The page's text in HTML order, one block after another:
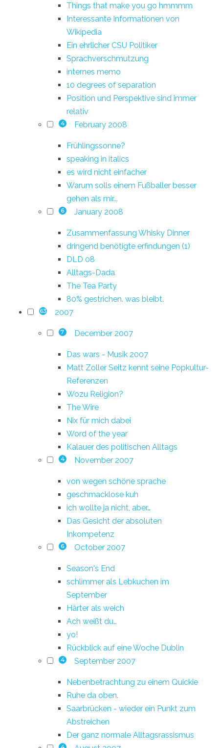
Things that make you go hmmmm
Interessante Informationen von
Wikipedia
Ein ehrlicher CSU Politiker
Sprachverschmutzung
internes memo
10 degrees of separation
Position und Perspektive sind immer
relativ
4 February 2008
Frühlingssonne?
speaking in italics
es wird nicht einfacher
Warum solls einem Fußballer besser
gehen als mir...
6 January 2008
Zusammenfassung Whisky Dinner
dringend benötigte erfindungen (1)
DLD 08
Alltags-Dada
The Tea Party
80% gestrichen. was bleibt.
63 2007
7 December 2007
Das wars - Musik 2007
Matt Zoller Seitz kennt seine Popkultur-
Referenzen
Wozu Religion?
The Wire
Nix für mich dabei
Word of the year
Kalauer des politischen Alltags
4 November 2007
von wegen schöne sprache
geschmacklose kuh
ich wollte ja nicht, aber…
Das Gesicht der absoluten
Inkompetenz
6 October 2007
Season's End
schlimmer als Lebkuchen im
September
Härter als weich
Ach weißt du…
yo!
Rückblick auf eine Woche Dublin
4 September 2007
Nebenbetrachtung zu einem Quickie
Ruhe da oben.
Saarbrücken - wieder ein Punkt zum
Abstreichen
Der ganz normale Alltagsrassismus